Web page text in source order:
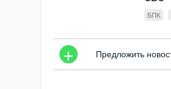
БПК
+ Предложить